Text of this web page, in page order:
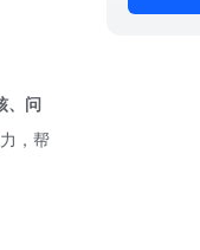
、问
，帮